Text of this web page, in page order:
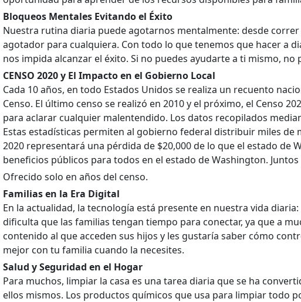
Bloqueos Mentales Evitando el Éxito
Nuestra rutina diaria puede agotarnos mentalmente: desde
agotador para cualquiera. Con todo lo que tenemos que hacer a
nos impida alcanzar el éxito. Si no puedes ayudarte a ti mismo,
CENSO 2020 y El Impacto en el Gobierno Local
Cada 10 años, en todo Estados Unidos se realiza un recuento
Censo. El último censo se realizó en 2010 y el próximo, el Censo
para aclarar cualquier malentendido. Los datos recopilados
Estas estadísticas permiten al gobierno federal distribuir miles de
2020 representará una pérdida de $20,000 de lo que el estado
beneficios públicos para todos en el estado de Washington.
Ofrecido solo en años del censo.
Familias en la Era Digital
En la actualidad, la tecnología está presente en nuestra vida
dificulta que las familias tengan tiempo para conectar, ya que a
contenido al que acceden sus hijos y les gustaría saber cómo
mejor con tu familia cuando la necesites.
Salud y Seguridad en el Hogar
Para muchos, limpiar la casa es una tarea diaria que se ha
ellos mismos. Los productos químicos que usa para limpiar todo